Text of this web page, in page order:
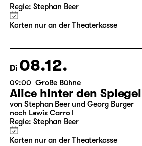
09:00 Große Bühne
Alice hinter den Spiegeln
von Stephan Beer und Georg Burger
Karten nur an der Theaterkasse
Di 08.12.
09:00 Große Bühne
Alice hinter den Spiegeln
von Stephan Beer und Georg Burger